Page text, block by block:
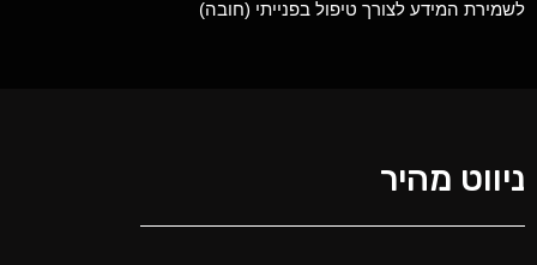
לשמירת המידע לצורך טיפול בפנייתי (חובה)
ניווט מהיר